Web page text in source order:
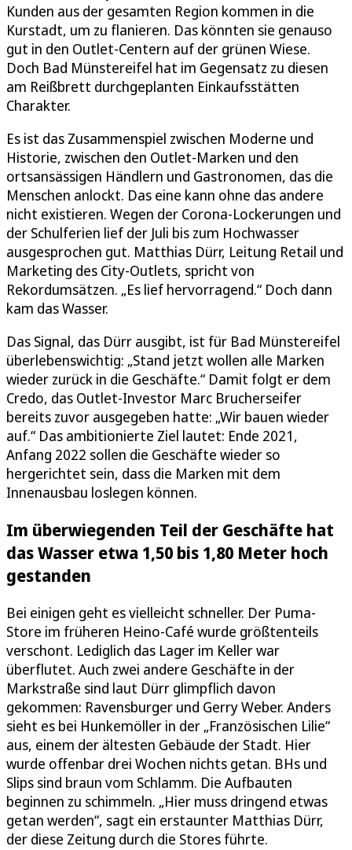
Kunden aus der gesamten Region kommen in die
Kurstadt, um zu flanieren. Das könnten sie genauso
gut in den Outlet-Centern auf der grünen Wiese.
Doch Bad Münstereifel hat im Gegensatz zu diesen
am Reißbrett durchgeplanten Einkaufsstätten
Charakter.
Es ist das Zusammenspiel zwischen Moderne und
Historie, zwischen den Outlet-Marken und den
ortsansässigen Händlern und Gastronomen, das die
Menschen anlockt. Das eine kann ohne das andere
nicht existieren. Wegen der Corona-Lockerungen und
der Schulferien lief der Juli bis zum Hochwasser
ausgesprochen gut. Matthias Dürr, Leitung Retail und
Marketing des City-Outlets, spricht von
Rekordumsätzen. „Es lief hervorragend.“ Doch dann
kam das Wasser.
Das Signal, das Dürr ausgibt, ist für Bad Münstereifel
überlebenswichtig: „Stand jetzt wollen alle Marken
wieder zurück in die Geschäfte.“ Damit folgt er dem
Credo, das Outlet-Investor Marc Brucherseifer
bereits zuvor ausgegeben hatte: „Wir bauen wieder
auf.“ Das ambitionierte Ziel lautet: Ende 2021,
Anfang 2022 sollen die Geschäfte wieder so
hergerichtet sein, dass die Marken mit dem
Innenausbau loslegen können.
Im überwiegenden Teil der Geschäfte hat
das Wasser etwa 1,50 bis 1,80 Meter hoch
gestanden
Bei einigen geht es vielleicht schneller. Der Puma-
Store im früheren Heino-Café wurde größtenteils
verschont. Lediglich das Lager im Keller war
überflutet. Auch zwei andere Geschäfte in der
Markstraße sind laut Dürr glimpflich davon
gekommen: Ravensburger und Gerry Weber. Anders
sieht es bei Hunkemöller in der „Französischen Lilie“
aus, einem der ältesten Gebäude der Stadt. Hier
wurde offenbar drei Wochen nichts getan. BHs und
Slips sind braun vom Schlamm. Die Aufbauten
beginnen zu schimmeln. „Hier muss dringend etwas
getan werden“, sagt ein erstaunter Matthias Dürr,
der diese Zeitung durch die Stores führte.